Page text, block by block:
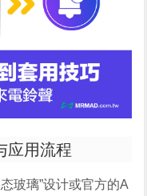
应用流程
玻璃”设计或官方的A